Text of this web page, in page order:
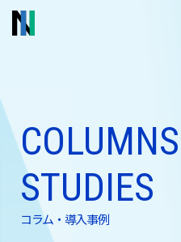
STUDIES
コラム・導入事例